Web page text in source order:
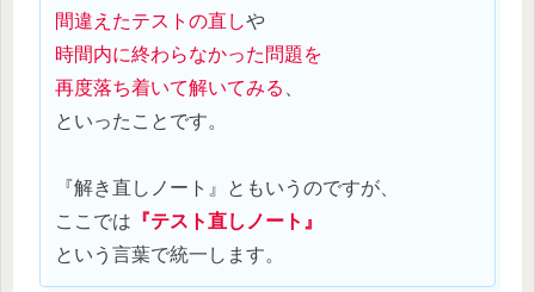
間違えたテストの直しや
時間内に終わらなかった問題を
再度落ち着いて解いてみる
といったことです。
『解き直しノート』ともいうのですが、
ここでは 『テスト直しノート』
という言葉で統一します。